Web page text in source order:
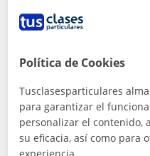
30
Majadahonda, Boadilla
Lenguaje Musical
Política de Cookies
Tusclasesparticulares
para garantizar el
personalizar el contenido,
su eficacia, así como para
experiencia.